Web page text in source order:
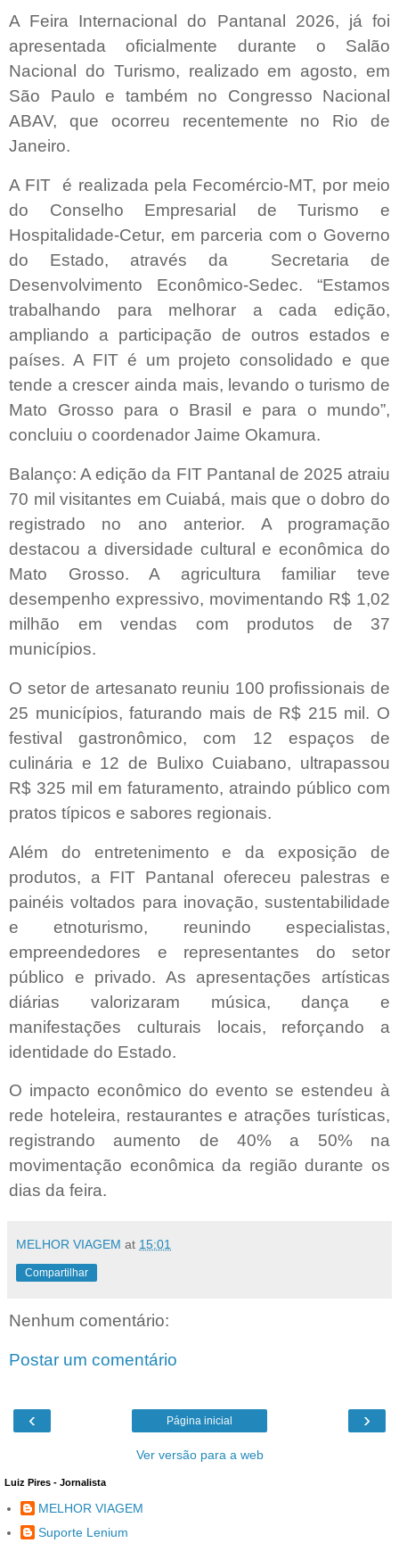
A Feira Internacional do Pantanal 2026, já foi
apresentada oficialmente durante o Salão
Nacional do Turismo, realizado em agosto, em
São Paulo e também no Congresso Nacional
ABAV, que ocorreu recentemente no Rio de
Janeiro.
A FIT
é realizada pela Fecomércio-MT, por meio
do Conselho Empresarial de Turismo e
Hospitalidade-Cetur, em parceria com o Governo
do Estado, através da
Secretaria de
Desenvolvimento Econômico-Sedec. “Estamos
trabalhando para melhorar a cada edição,
ampliando a participação de outros estados e
países. A FIT é um projeto consolidado e que
tende a crescer ainda mais, levando o turismo de
Mato Grosso para o Brasil e para o mundo”,
concluiu o coordenador Jaime Okamura.
Balanço: A edição da FIT Pantanal de 2025 atraiu
70 mil visitantes em Cuiabá, mais que o dobro do
registrado no ano anterior. A programação
destacou a diversidade cultural e econômica do
Mato Grosso. A agricultura familiar teve
desempenho expressivo, movimentando R$ 1,02
milhão em vendas com produtos de 37
municípios.
O setor de artesanato reuniu 100 profissionais de
25 municípios, faturando mais de R$ 215 mil. O
festival gastronômico, com 12 espaços de
culinária e 12 de Bulixo Cuiabano, ultrapassou
R$ 325 mil em faturamento, atraindo público com
pratos típicos e sabores regionais.
Além do entretenimento e da exposição de
produtos, a FIT Pantanal ofereceu palestras e
painéis voltados para inovação, sustentabilidade
e etnoturismo, reunindo especialistas,
empreendedores e representantes do setor
público e privado. As apresentações artísticas
diárias valorizaram música, dança e
manifestações culturais locais, reforçando a
identidade do Estado.
O impacto econômico do evento se estendeu à
rede hoteleira, restaurantes e atrações turísticas,
registrando aumento de 40% a 50% na
movimentação econômica da região durante os
dias da feira.
MELHOR VIAGEM at 15:01
Compartilhar
Nenhum comentário:
Postar um comentário
‹ ›
Página inicial
Ver versão para a web
Luiz Pires - Jornalista
MELHOR VIAGEM
Suporte Lenium